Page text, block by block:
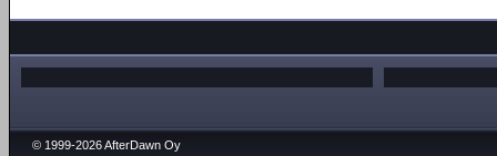
© 1999-2026 AfterDawn Oy